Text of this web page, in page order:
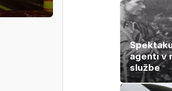
agenti v
službe